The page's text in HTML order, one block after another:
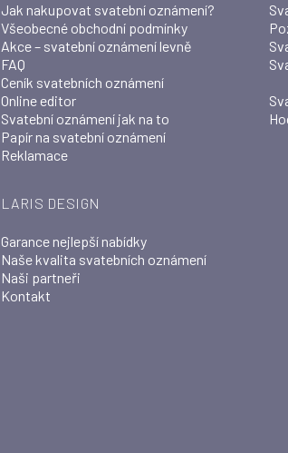
Jak nakupovat svatební oznámení?
Všeobecné obchodní podmínky
Akce – svatební oznámení levně
FAQ
Ceník svatebních oznámení
Online editor
Svatební oznámení jak na to
Papír na svatební oznámení
Reklamace
LARIS DESIGN
Garance nejlepší nabídky
Naše kvalita svatebních oznámení
Naši partneři
Kontakt